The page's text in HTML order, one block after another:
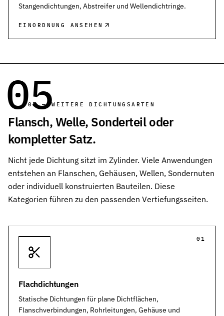
Stangendichtungen, Abstreifer und Wellendichtringe.
EINORDNUNG ANSEHEN
05
05 — WEITERE DICHTUNGSARTEN
Flansch, Welle, Sonderteil oder
kompletter Satz.
Nicht jede Dichtung sitzt im Zylinder. Viele Anwendungen
entstehen an Flanschen, Gehäusen, Wellen, Sondernuten
oder individuell konstruierten Bauteilen. Diese
Kategorien führen zu den passenden Vertiefungsseiten.
01
Flachdichtungen
Statische Dichtungen für plane Dichtflächen,
Flanschverbindungen, Rohrleitungen, Gehäuse und